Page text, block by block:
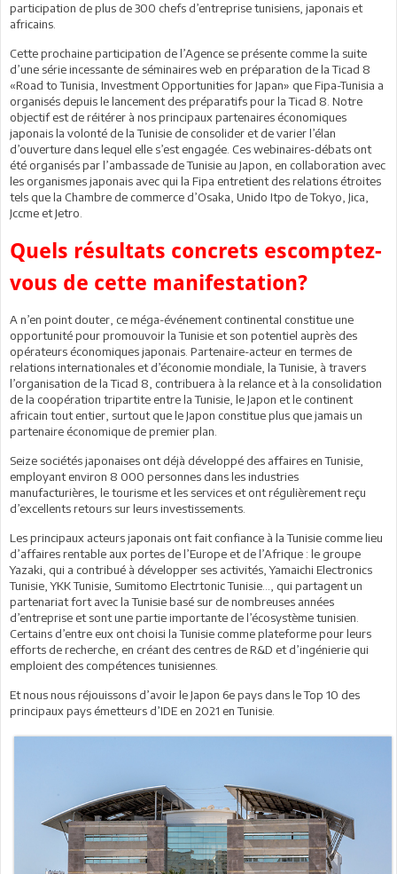
participation de plus de 300 chefs d’entreprise tunisiens, japonais et
africains.
Cette prochaine participation de l’Agence se présente comme la suite
d’une série incessante de séminaires web en préparation de la Ticad 8
«Road to Tunisia, Investment Opportunities for Japan» que Fipa-Tunisia a
organisés depuis le lancement des préparatifs pour la Ticad 8. Notre
objectif est de réitérer à nos principaux partenaires économiques
japonais la volonté de la Tunisie de consolider et de varier l’élan
d’ouverture dans lequel elle s’est engagée. Ces webinaires-débats ont
été organisés par l’ambassade de Tunisie au Japon, en collaboration avec
les organismes japonais avec qui la Fipa entretient des relations étroites
tels que la Chambre de commerce d’Osaka, Unido Itpo de Tokyo, Jica,
Jccme et Jetro.
Quels résultats concrets escomptez-
vous de cette manifestation?
A n’en point douter, ce méga-événement continental constitue une
opportunité pour promouvoir la Tunisie et son potentiel auprès des
opérateurs économiques japonais. Partenaire-acteur en termes de
relations internationales et d’économie mondiale, la Tunisie, à travers
l’organisation de la Ticad 8, contribuera à la relance et à la consolidation
de la coopération tripartite entre la Tunisie, le Japon et le continent
africain tout entier, surtout que le Japon constitue plus que jamais un
partenaire économique de premier plan.
Seize sociétés japonaises ont déjà développé des affaires en Tunisie,
employant environ 8 000 personnes dans les industries
manufacturières, le tourisme et les services et ont régulièrement reçu
d’excellents retours sur leurs investissements.
Les principaux acteurs japonais ont fait confiance à la Tunisie comme lieu
d’affaires rentable aux portes de l’Europe et de l’Afrique : le groupe
Yazaki, qui a contribué à développer ses activités, Yamaichi Electronics
Tunisie, YKK Tunisie, Sumitomo Electrtonic Tunisie…, qui partagent un
partenariat fort avec la Tunisie basé sur de nombreuses années
d’entreprise et sont une partie importante de l’écosystème tunisien.
Certains d’entre eux ont choisi la Tunisie comme plateforme pour leurs
efforts de recherche, en créant des centres de R&D et d’ingénierie qui
emploient des compétences tunisiennes.
Et nous nous réjouissons d’avoir le Japon 6e pays dans le Top 10 des
principaux pays émetteurs d’IDE en 2021 en Tunisie.